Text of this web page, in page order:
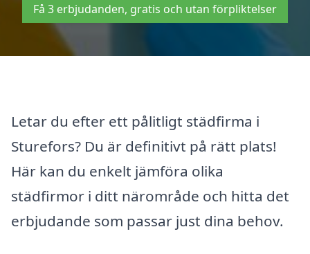
Få 3 erbjudanden, gratis och utan förpliktelser
Letar du efter ett pålitligt städfirma i
Sturefors? Du är definitivt på rätt plats!
Här kan du enkelt jämföra olika
städfirmor i ditt närområde och hitta det
erbjudande som passar just dina behov.